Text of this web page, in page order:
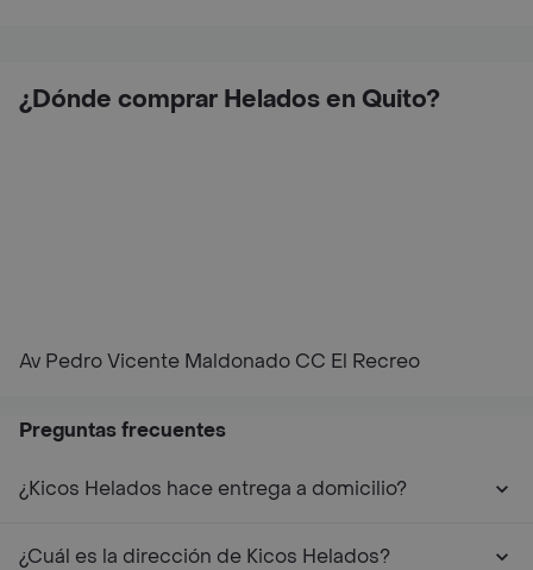
¿Dónde comprar Helados en Quito?
Av Pedro Vicente Maldonado CC El Recreo
Preguntas frecuentes
¿Kicos Helados hace entrega a domicilio?
¿Cuál es la dirección de Kicos Helados?